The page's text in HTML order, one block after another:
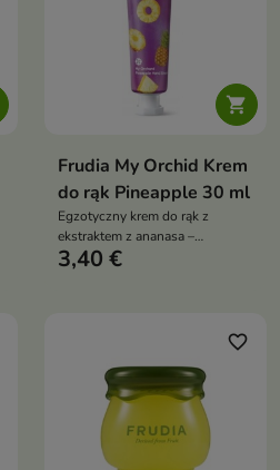

Frudia My Orchid Krem
do rąk Pineapple 30 ml
Egzotyczny krem do rąk z
ekstraktem z ananasa –
nawilżenie, wygładzenie i
3,40 €
favorite_border